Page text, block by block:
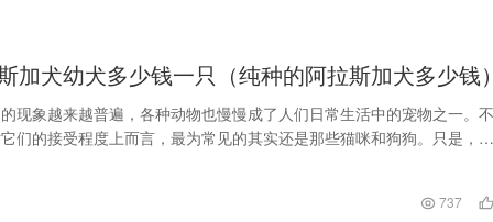
加犬幼犬多少钱一只（纯种的阿拉斯加犬多少钱）
现象越来越普遍，各种动物也慢慢成了人们日常生活中的宠物之一。不
们的接受程度上而言，最为常见的其实还是那些猫咪和狗狗。只是，随
737